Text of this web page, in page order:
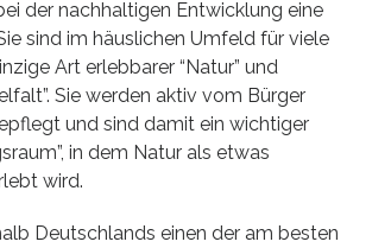
der nachhaltigen Entwicklung eine
sind im häuslichen Umfeld für viele
Art erlebbarer “Natur” und
Sie werden aktiv vom Bürger
und sind damit ein wichtiger
in dem Natur als etwas
wird.
Deutschlands einen der am besten